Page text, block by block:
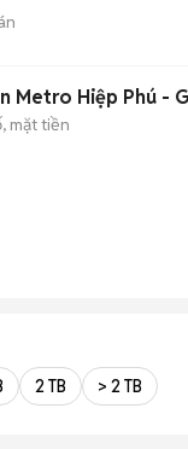
Metro Hiệp Phú -
mặt tiền
2 TB > 2 TB